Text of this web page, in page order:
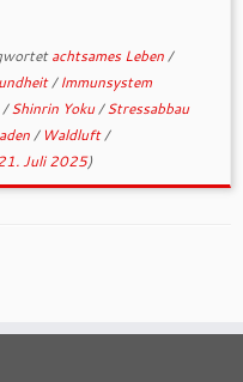
achtsames Leben/
/Immunsystem
/Shinrin Yoku/Stressabbau
/ Waldluft/
Juli 2025)